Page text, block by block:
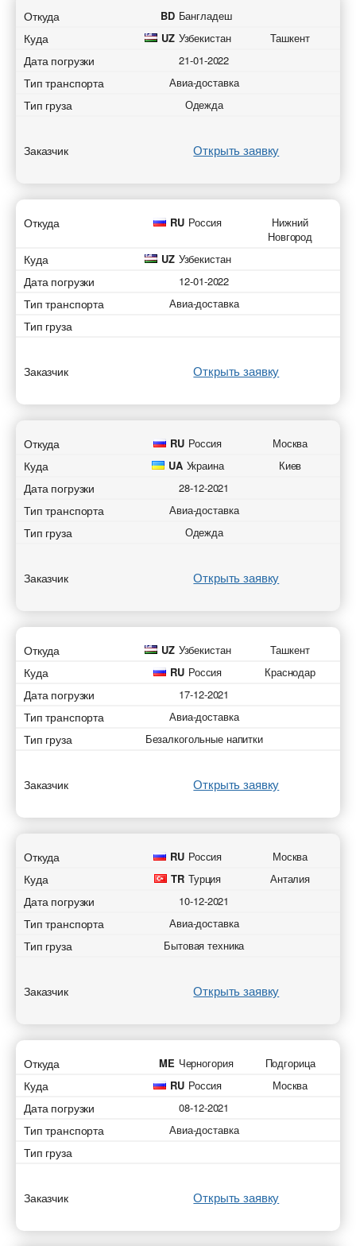
Откуда BD Бангладеш
Куда UZ Узбекистан Ташкент
Дата погрузки 21-01-2022
Тип транспорта Авиа-доставка
Тип груза Одежда
Заказчик Открыть заявку
Откуда RU Россия
Нижний
Новгород
Куда UZ Узбекистан
Дата погрузки 12-01-2022
Тип транспорта Авиа-доставка
Тип груза
Заказчик Открыть заявку
Откуда RU Россия Москва
Куда UA Украина Киев
Дата погрузки 28-12-2021
Тип транспорта Авиа-доставка
Тип груза Одежда
Заказчик Открыть заявку
Откуда UZ Узбекистан Ташкент
Куда RU Россия Краснодар
Дата погрузки 17-12-2021
Тип транспорта Авиа-доставка
Тип груза Безалкогольные напитки
Заказчик Открыть заявку
Откуда RU Россия Москва
Куда TR Турция Анталия
Дата погрузки 10-12-2021
Тип транспорта Авиа-доставка
Тип груза Бытовая техника
Заказчик Открыть заявку
Откуда ME Черногория Подгорица
Куда RU Россия Москва
Дата погрузки 08-12-2021
Тип транспорта Авиа-доставка
Тип груза
Заказчик Открыть заявку